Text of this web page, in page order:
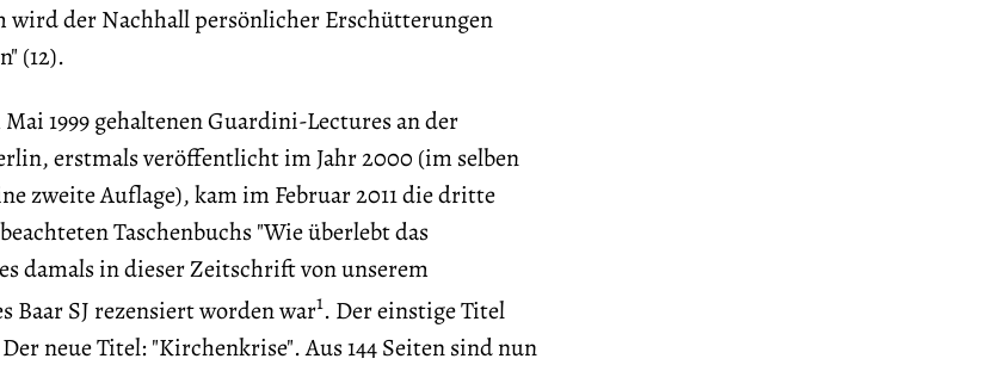
wird der Nachhall persönlicher Erschütterungen
(12).
1999 gehaltenen Guardini-Lectures an der
erstmals veröffentlicht im Jahr 2000 (im selben
zweite Auflage), kam im Februar 2011 die dritte
Taschenbuchs "Wie überlebt das
damals in dieser Zeitschrift von unserem
Baar SJ rezensiert worden war1. Der einstige Titel
neue Titel: "Kirchenkrise". Aus 144 Seiten sind nun